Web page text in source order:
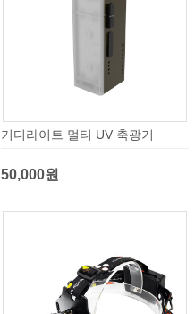
기디라이트 멀티 UV 축광기
50,000원